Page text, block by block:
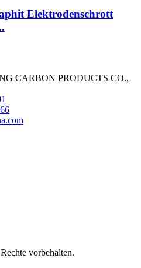
Elektrodenschrott
CARBON PRODUCTS CO.,
vorbehalten.